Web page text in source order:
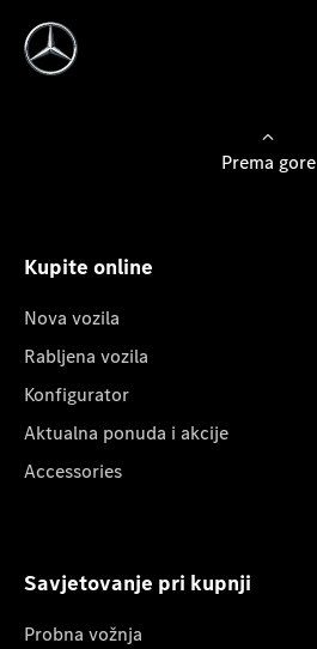
Prema gore
Kupite online
Nova vozila
Rabljena vozila
Konfigurator
Aktualna ponuda i akcije
Accessories
Savjetovanje pri kupnji
Probna vožnja